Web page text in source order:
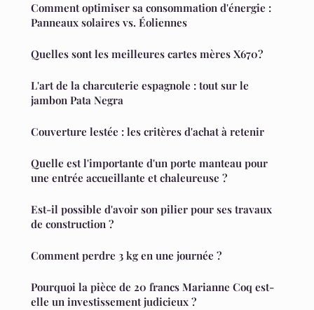
Comment optimiser sa consommation d'énergie :
Panneaux solaires vs. Éoliennes
Quelles sont les meilleures cartes mères X670?
L'art de la charcuterie espagnole : tout sur le
jambon Pata Negra
Couverture lestée : les critères d'achat à retenir
Quelle est l'importante d'un porte manteau pour
une entrée accueillante et chaleureuse ?
Est-il possible d'avoir son pilier pour ses travaux
de construction ?
Comment perdre 3 kg en une journée ?
Pourquoi la pièce de 20 francs Marianne Coq est-
elle un investissement judicieux ?